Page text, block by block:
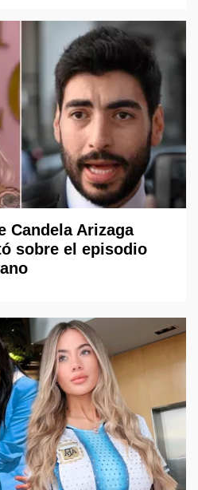
Candela Arizaga
sobre el episodio